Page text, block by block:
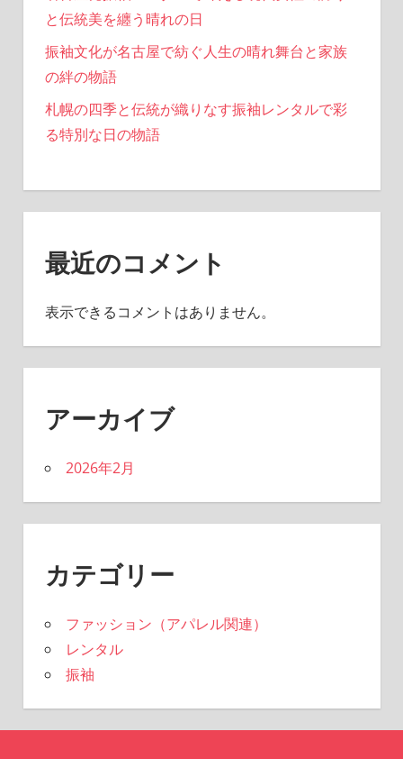
と伝統美を纏う晴れの日
振袖文化が名古屋で紡ぐ人生の晴れ舞台と家族
の絆の物語
札幌の四季と伝統が織りなす振袖レンタルで彩
る特別な日の物語
最近のコメント
表示できるコメントはありません。
アーカイブ
2026年2月
カテゴリー
ファッション（アパレル関連）
レンタル
振袖